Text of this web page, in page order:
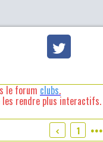
le forum clubs.
les rendre plus interactifs.
1 ●●●